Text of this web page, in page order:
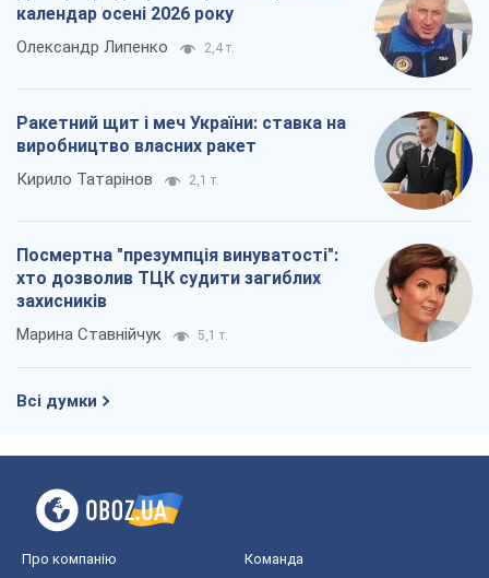
календар осені 2026 року
Олександр Липенко 2,4 т.
Ракетний щит і меч України: ставка на
виробництво власних ракет
Кирило Татарінов 2,1 т.
Посмертна "презумпція винуватості":
хто дозволив ТЦК судити загиблих
захисників
Марина Ставнійчук 5,1 т.
Всі думки
Про компанію Команда